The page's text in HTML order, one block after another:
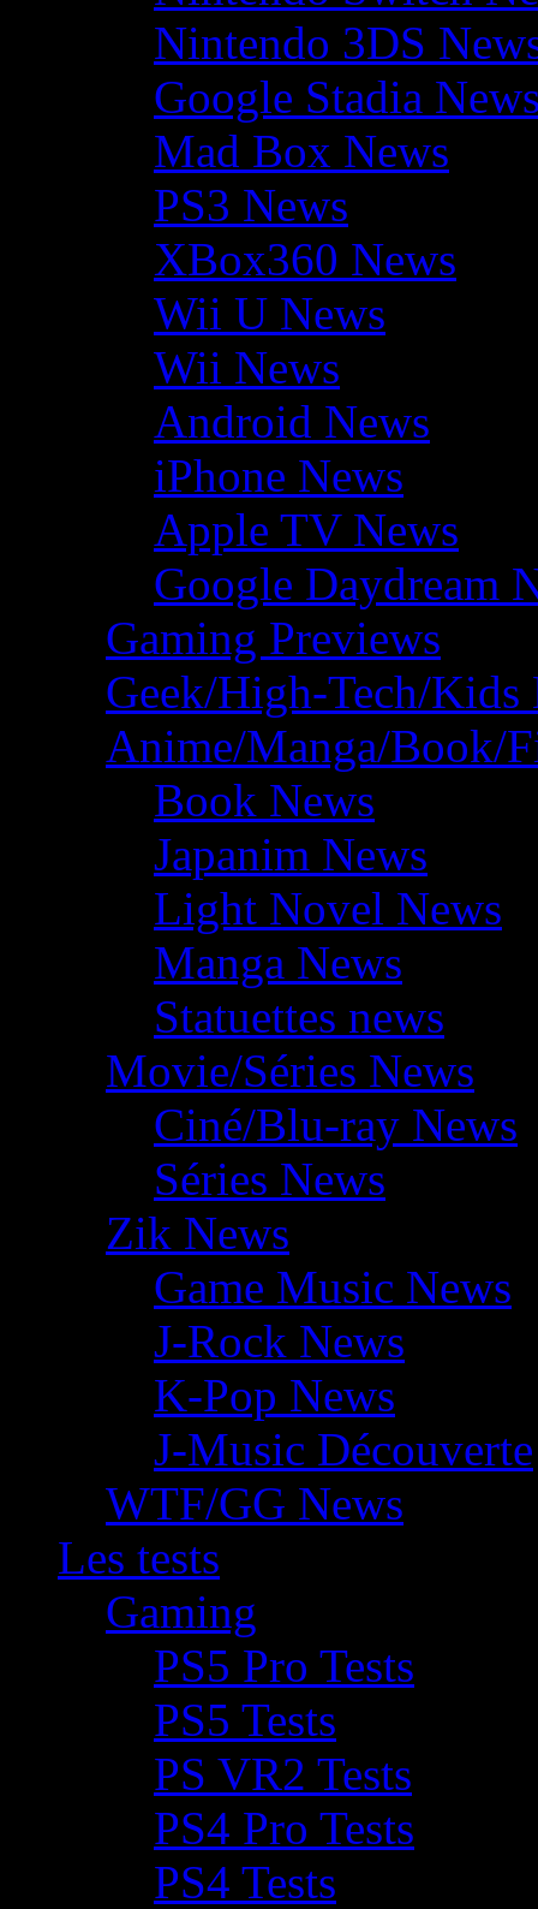
Nintendo 3DS
Google Stadia
Mad Box News
PS3 News
XBox360 News
Wii U News
Wii News
Android News
iPhone News
Apple TV News
Google Daydream
Gaming Previews
Geek/High-Tech/Kids
Anime/Manga/Book/
Book News
Japanim News
Light Novel News
Manga News
Statuettes news
Movie/Séries News
Ciné/Blu-ray News
Séries News
Zik News
Game Music News
J-Rock News
K-Pop News
J-Music Découverte
WTF/GG News
Les tests
Gaming
PS5 Pro Tests
PS5 Tests
PS VR2 Tests
PS4 Pro Tests
PS4 Tests